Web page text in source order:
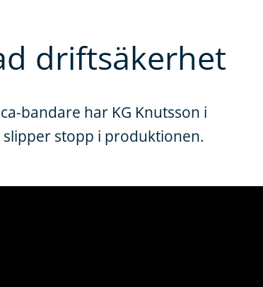
driftsäkerhet
bandare har KG Knutsson i
stopp i produktionen.